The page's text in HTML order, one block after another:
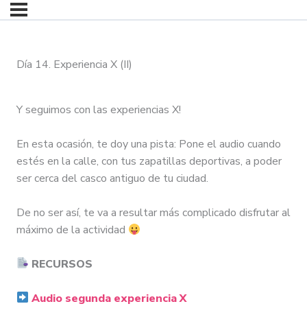
Día 14. Experiencia X (II)
Y seguimos con las experiencias X!
En esta ocasión, te doy una pista: Pone el audio cuando
estés en la calle, con tus zapatillas deportivas, a poder
ser cerca del casco antiguo de tu ciudad.
De no ser así, te va a resultar más complicado disfrutar al
máximo de la actividad
RECURSOS
Audio segunda experiencia X